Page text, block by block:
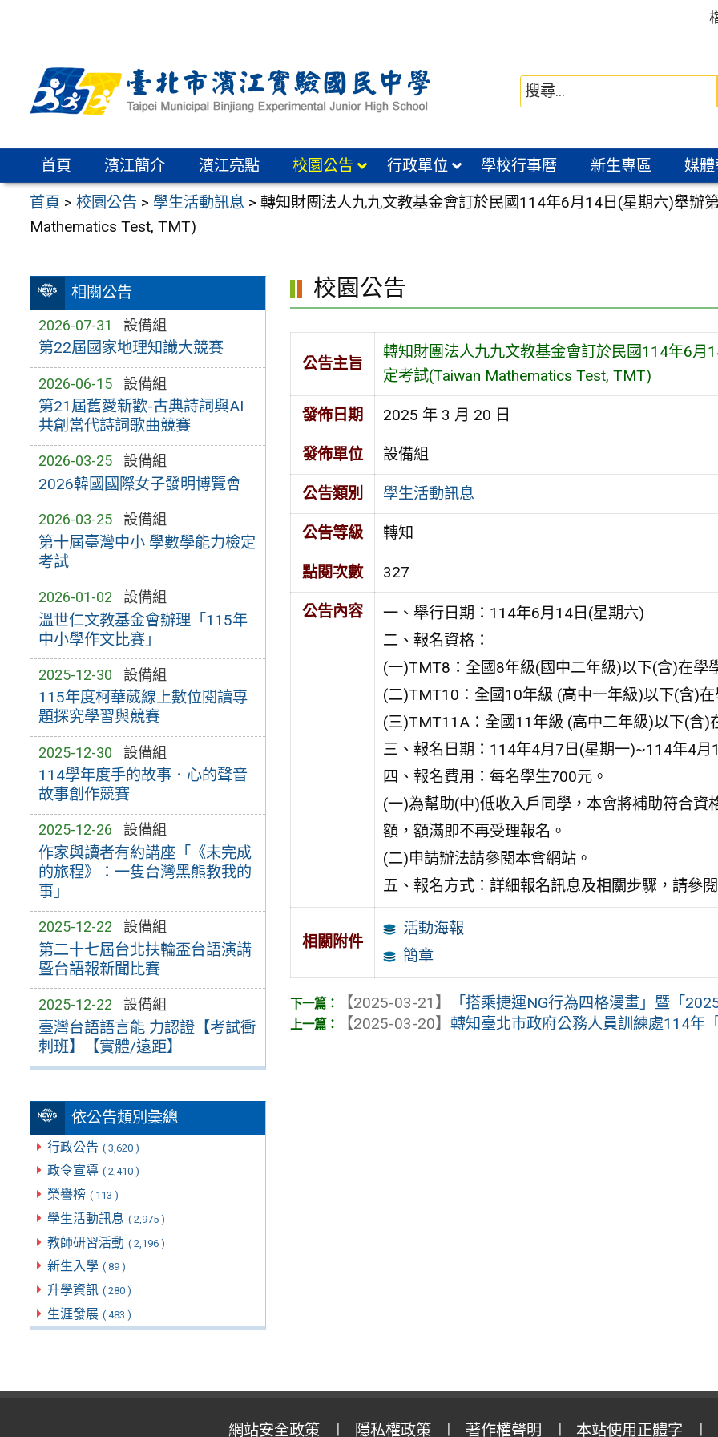
區
首頁 濱江簡介 濱江亮點 校園公告 行政單位 學校行事曆 新生專區 媒
首頁 >校園公告 > 學生活動訊息 >轉知財團法人九九文教基金會訂於民國114年6月14日(星期六)舉辦
Mathematics Test, TMT)
相關公告
2026-07-31 設備組
第22屆國家地理知識大競賽
2026-06-15 設備組
第21屆舊愛新歡-古典詩詞與AI
共創當代詩詞歌曲競賽
2026-03-25 設備組
2026韓國國際女子發明博覽會
2026-03-25 設備組
第十屆臺灣中小 學數學能力檢定
考試
2026-01-02 設備組
溫世仁文教基金會辦理「115年
中小學作文比賽」
2025-12-30 設備組
115年度柯華葳線上數位閱讀專
題探究學習與競賽
2025-12-30 設備組
114學年度手的故事．心的聲音
故事創作競賽
2025-12-26 設備組
作家與讀者有約講座「《未完成
的旅程》：一隻台灣黑熊教我的
事」
2025-12-22 設備組
第二十七屆台北扶輪盃台語演講
暨台語報新聞比賽
2025-12-22 設備組
臺灣台語語言能 力認證【考試衝
刺班】【實體/遠距】
依公告類別彙總
行政公告 ( 3,620 )
政令宣導 ( 2,410 )
榮譽榜 ( 113 )
學生活動訊息 ( 2,975 )
教師研習活動 ( 2,196 )
新生入學 ( 89 )
升學資訊 ( 280 )
生涯發展 ( 483 )
校園公告
公告主旨
轉知財團法人九九文教基金會訂於民國114年6
定考試(Taiwan Mathematics Test, TMT)
發佈日期 2025 年 3 月 20 日
發佈單位 設備組
公告類別 學生活動訊息
公告等級 轉知
點閱次數 327
公告內容
一、舉行日期：114年6月14日(星期六)
二、報名資格：
(一)TMT8：全國8年級(國中二年級)以下(含)在學
(二)TMT10：全國10年級 (高中一年級)以下(含)在
(三)TMT11A：全國11年級 (高中二年級)以下(含)
三、報名日期：114年4月7日(星期一)~114年4月
四、報名費用：每名學生700元。
(一)為幫助(中)低收入戶同學，本會將補助符合
額，額滿即不再受理報名。
(二)申請辦法請參閱本會網站。
五、報名方式：詳細報名訊息及相關步驟，請參
相關附件
活動海報
簡章
【2025-03-21】
「搭乘捷運NG行為四格漫畫」暨「
【2025-03-20】轉知臺北市政府公務人員訓練處114年
網站安全政策 隱私權政策 著作權聲明 本站使用正體字